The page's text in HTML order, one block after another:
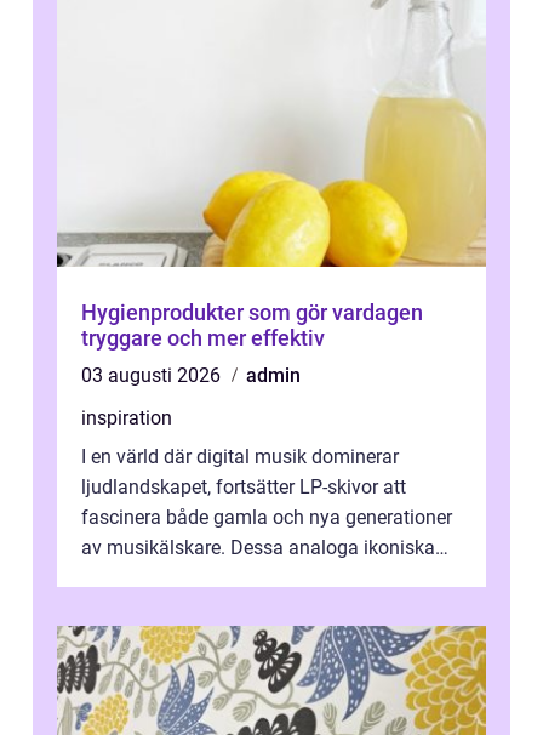
Hygienprodukter som gör vardagen
tryggare och mer effektiv
03 augusti 2026
admin
inspiration
I en värld där digital musik dominerar
ljudlandskapet, fortsätter LP-skivor att
fascinera både gamla och nya generationer
av musikälskare. Dessa analoga ikoniska